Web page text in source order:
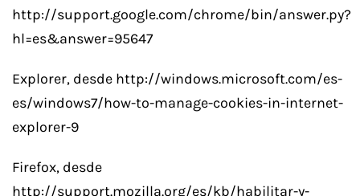
http://support.google.com/chrome/bin/answer.py?
hl=es&answer=95647
Explorer, desde http://windows.microsoft.com/es-
es/windows7/how-to-manage-cookies-in-internet-
explorer-9
Firefox, desde
http://support.mozilla.org/es/kb/habilitar-y-